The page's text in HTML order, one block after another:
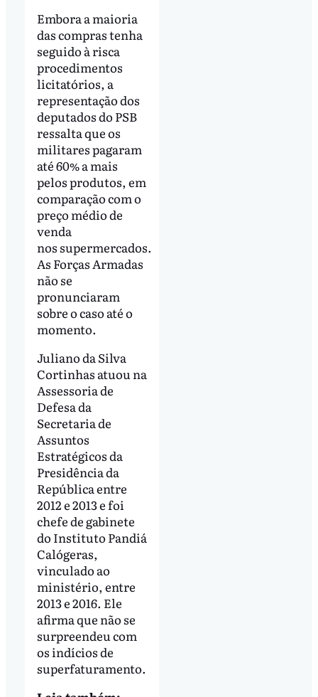
Embora a maioria
das compras tenha
seguido à risca
procedimentos
licitatórios, a
representação dos
deputados do PSB
ressalta que os
militares pagaram
até 60% a mais
pelos produtos, em
comparação com o
preço médio de
venda
nos supermercados.
As Forças Armadas
não se
pronunciaram
sobre o caso até o
momento.
Juliano da Silva
Cortinhas atuou na
Assessoria de
Defesa da
Secretaria de
Assuntos
Estratégicos da
Presidência da
República entre
2012 e 2013 e foi
chefe de gabinete
do Instituto Pandiá
Calógeras,
vinculado ao
ministério, entre
2013 e 2016. Ele
afirma que não se
surpreendeu com
os indícios de
superfaturamento.